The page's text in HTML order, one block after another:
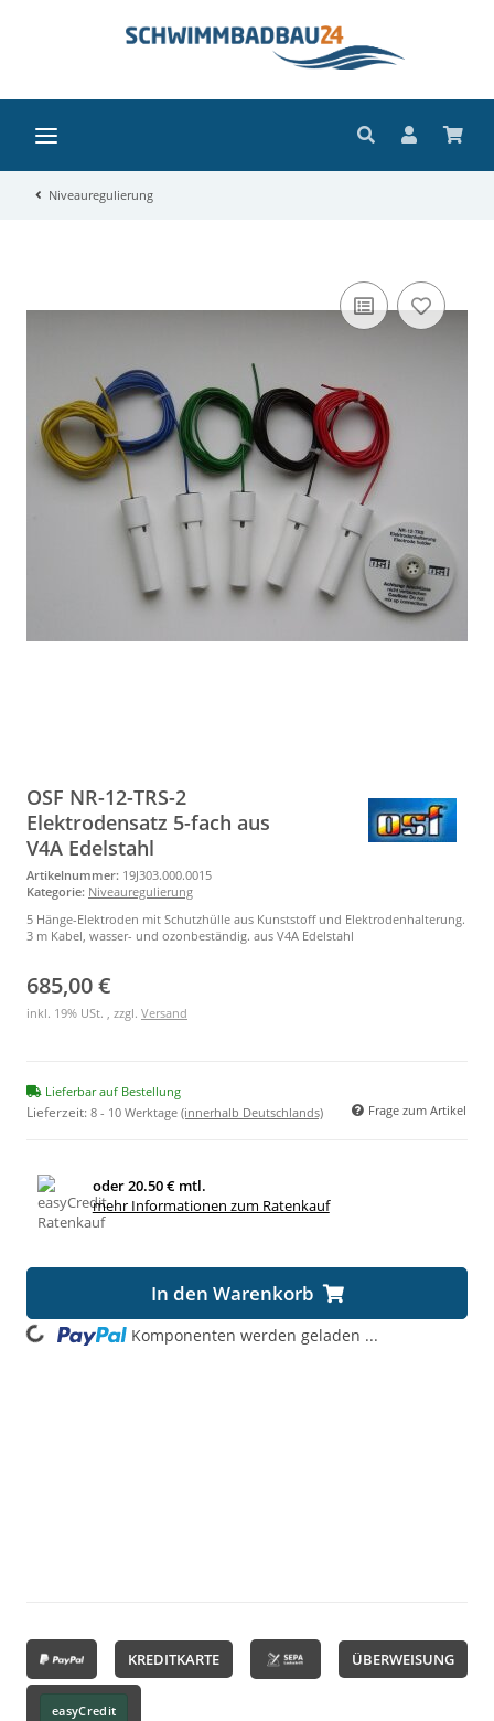
Niveauregulierung
OSF NR-12-TRS-2
Elektrodensatz 5-fach aus
V4A Edelstahl
Artikelnummer: 19J303.000.0015
Kategorie: Niveauregulierung
5 Hänge-Elektroden mit Schutzhülle aus Kunststoff und Elektrodenhalterung.
3 m Kabel, wasser- und ozonbeständig. aus V4A Edelstahl
685,00 €
inkl. 19% USt. , zzgl. Versand
Lieferbar auf Bestellung
Lieferzeit: 8 - 10 Werktage (innerhalb Deutschlands) Frage zum Artikel
oder20.50 € mtl.
mehr Informationen zum Ratenkauf
In den Warenkorb
Komponenten werden geladen ...
KREDITKARTE ÜBERWEISUNG
easyCredit